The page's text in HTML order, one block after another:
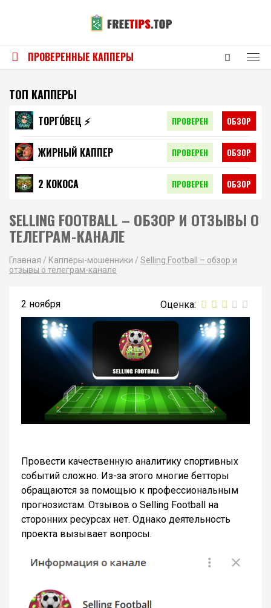
ПРОВЕРЕННЫЕ КАППЕРЫ
ТОП КАППЕРЫ
ТОРГО́ВЕЦ ⚡️ ПРОВЕРЕН ОБЗОР
ЖИРНЫЙ КАППЕР ПРОВЕРЕН ОБЗОР
2 КОКОСА ПРОВЕРЕН ОБЗОР
SELLING FOOTBALL – ОБЗОР И ОТЗЫВЫ О
ТЕЛЕГРАМ-КАНАЛЕ
Главная / Капперы-мошенники / Selling Football – обзор и
отзывы о телеграм-канале
2 ноября
Провести качественную аналитику спортивных
событий сложно. Из-за этого многие бетторы
обращаются за помощью к профессиональным
прогнозистам. Отзывов о Selling Football на
сторонних ресурсах нет. Однако деятельность
проекта вызывает вопросы.